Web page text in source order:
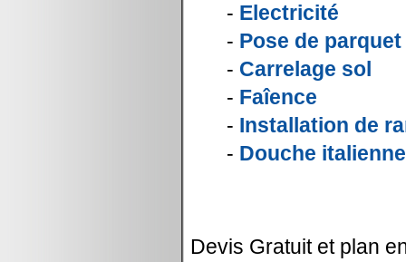
- Electricité
- Pose de parquet
- Carrelage sol
- Faîence
- Installation de
- Douche
Devis Gratuit et plan